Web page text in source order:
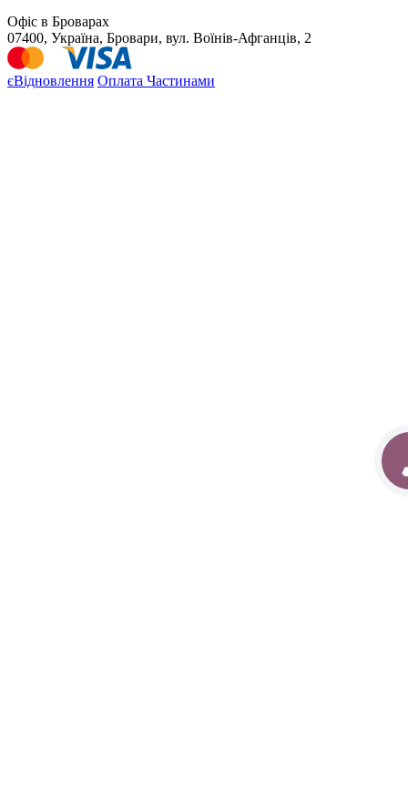
Офіс в Броварах
07400, Україна, Бровари, вул. Воїнів-Афганців, 2
єВідновлення Оплата Частинами